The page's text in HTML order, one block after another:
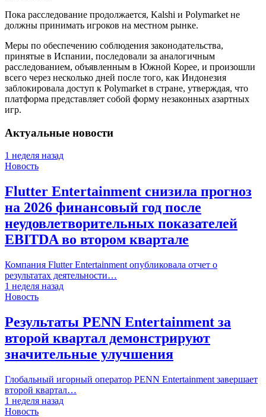
Пока расследование продолжается, Kalshi и Polymarket не
должны принимать игроков на местном рынке.
Меры по обеспечению соблюдения законодательства,
принятые в Испании, последовали за аналогичным
расследованием, объявленным в Южной Корее, и произошли
всего через несколько дней после того, как Индонезия
заблокировала доступ к Polymarket в стране, утверждая, что
платформа представляет собой форму незаконных азартных
игр.
Актуальные новости
1 неделя назад
Новость
Flutter Entertainment снизила прогноз
на 2026 финансовый год после
неудовлетворительных показателей
EBITDA во втором квартале
Компания Flutter Entertainment опубликовала отчет о
результатах деятельности…
1 неделя назад
Новость
Результаты PENN Entertainment за
второй квартал демонстрируют
значительные улучшения
Глобальный игорный оператор PENN Entertainment завершает
второй квартал…
1 неделя назад
Новость